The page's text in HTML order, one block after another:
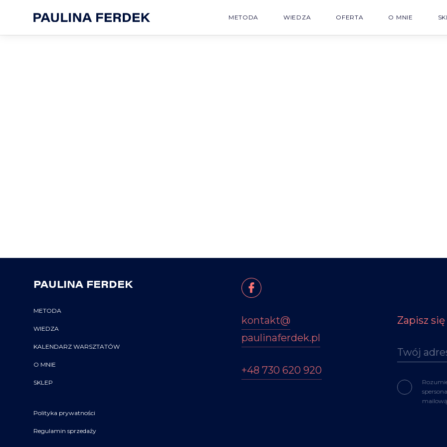
METODA WIEDZA OFERTA O MNIE
PAULINA FERDEK
METODA
WIEDZA
KALENDARZ WARSZTATÓW
O MNIE
SKLEP
Polityka prywatności
Regulamin sprzedaży
kontakt@
paulinaferdek.pl
+48 730 620 920
Zapisz